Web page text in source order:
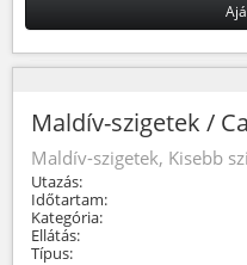
Maldív-szigetek /
Maldív-szigetek, Kisebb
Utazás:
Időtartam:
Kategória:
Ellátás:
Típus: